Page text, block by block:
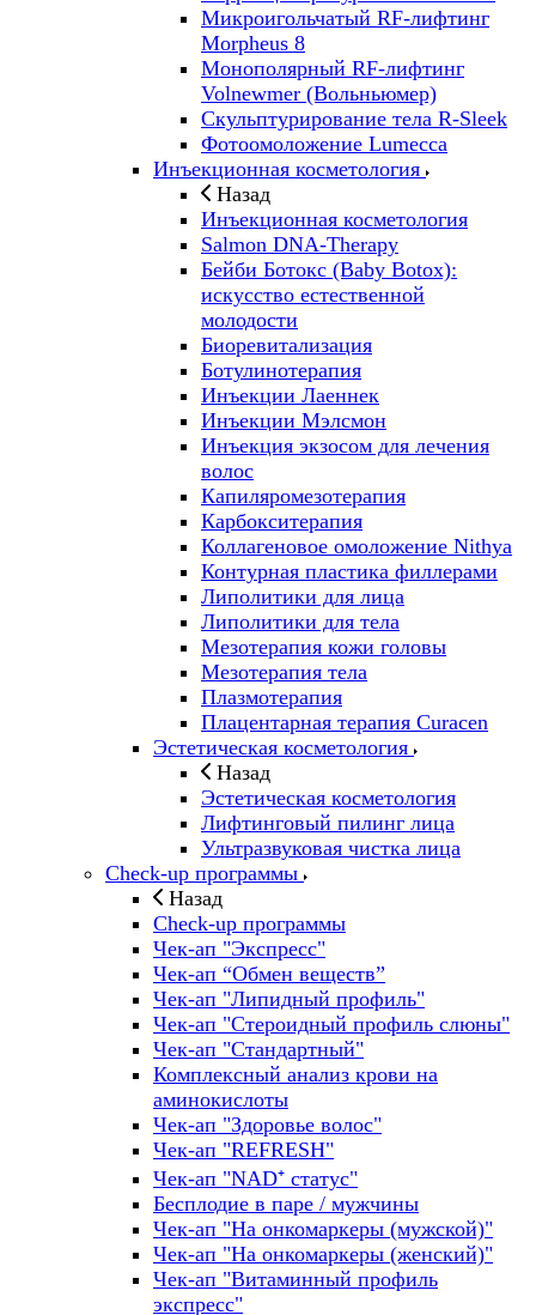
Микроигольчатый RF-лифтинг
Morpheus 8
Монополярный RF-лифтинг
Volnewmer (Вольньюмер)
Скульптурирование тела R-Sleek
Фотоомоложение Lumecca
Инъекционная косметология
Назад
Инъекционная косметология
Salmon DNA-Therapy
Бейби Ботокс (Baby Botox):
искусство естественной
молодости
Биоревитализация
Ботулинотерапия
Инъекции Лаеннек
Инъекции Мэлсмон
Инъекция экзосом для лечения
волос
Капиляромезотерапия
Карбокситерапия
Коллагеновое омоложение Nithya
Контурная пластика филлерами
Липолитики для лица
Липолитики для тела
Мезотерапия кожи головы
Мезотерапия тела
Плазмотерапия
Плацентарная терапия Curacen
Эстетическая косметология
Назад
Эстетическая косметология
Лифтинговый пилинг лица
Ультразвуковая чистка лица
Check-up программы
Назад
Check-up программы
Чек-ап "Экспресс"
Чек-ап “Обмен веществ”
Чек-ап "Липидный профиль"
Чек-ап "Стероидный профиль слюны"
Чек-ап "Стандартный"
Комплексный анализ крови на
аминокислоты
Чек-ап "Здоровье волос"
Чек-ап "REFRESH"
Чек-ап "NAD⁺ статус"
Бесплодие в паре / мужчины
Чек-ап "На онкомаркеры (мужской)"
Чек-ап "На онкомаркеры (женский)"
Чек-ап "Витаминный профиль
экспресс"